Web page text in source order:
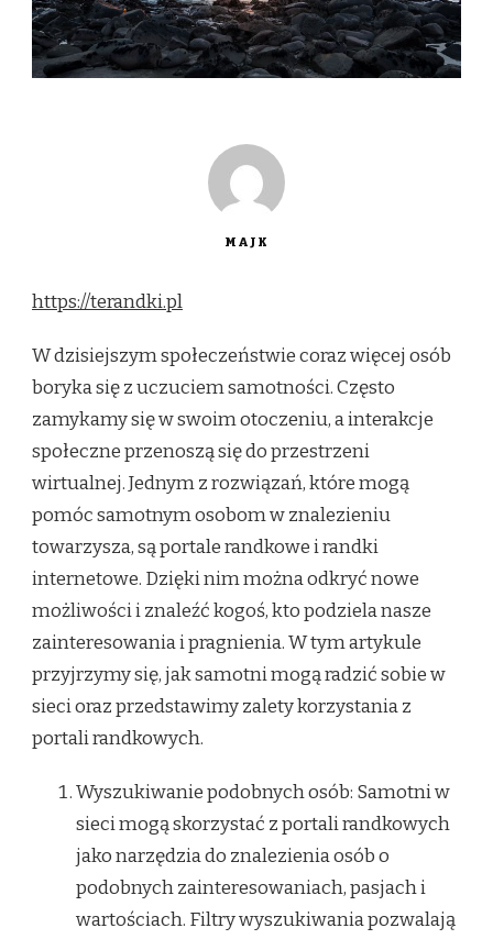
MAJK
https://terandki.pl
W dzisiejszym społeczeństwie coraz więcej osób
boryka się z uczuciem samotności. Często
zamykamy się w swoim otoczeniu, a interakcje
społeczne przenoszą się do przestrzeni
wirtualnej. Jednym z rozwiązań, które mogą
pomóc samotnym osobom w znalezieniu
towarzysza, są portale randkowe i randki
internetowe. Dzięki nim można odkryć nowe
możliwości i znaleźć kogoś, kto podziela nasze
zainteresowania i pragnienia. W tym artykule
przyjrzymy się, jak samotni mogą radzić sobie w
sieci oraz przedstawimy zalety korzystania z
portali randkowych.
Wyszukiwanie podobnych osób: Samotni w
sieci mogą skorzystać z portali randkowych
jako narzędzia do znalezienia osób o
podobnych zainteresowaniach, pasjach i
wartościach. Filtry wyszukiwania pozwalają